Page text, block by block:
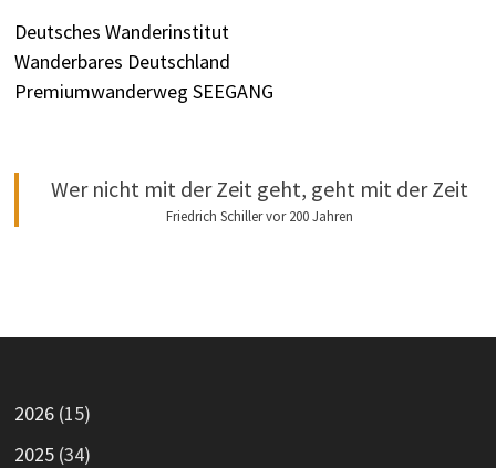
Deutsches Wanderinstitut
Wanderbares Deutschland
Premiumwanderweg SEEGANG
Wer nicht mit der Zeit geht, geht mit der Zeit
Friedrich Schiller vor 200 Jahren
2026(15)
2025(34)